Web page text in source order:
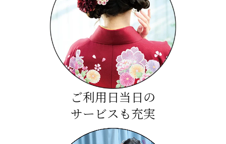
ご利用日当日の
サービスも充実